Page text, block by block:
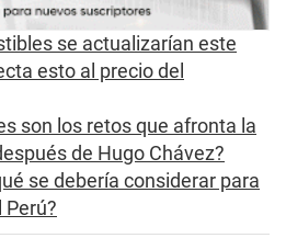
se actualizarían este
esto al precio del
son los retos que afronta la
de Hugo Chávez?
se debería considerar para
Perú?